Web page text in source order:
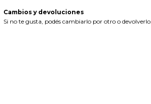
Cambios y devoluciones
Si no te gusta, podés cambiarlo por otro o devolverlo.